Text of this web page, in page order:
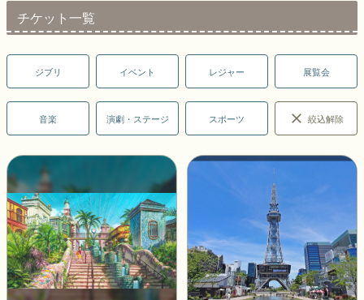
チケット一覧
ジブリ イベント レジャー 展覧会
音楽 演劇・ステージ スポーツ 絞込解除